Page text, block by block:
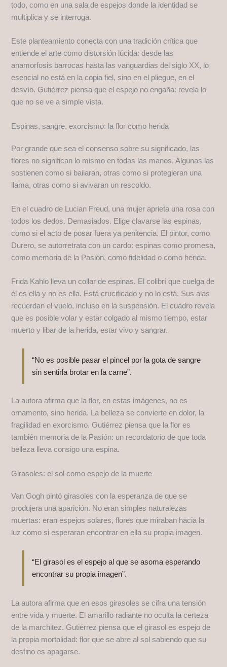
todo, como en una sala de espejos donde la identidad se
multiplica y se interroga.
Este planteamiento conecta con una tradición crítica que
entiende el arte como distorsión lúcida: desde las
anamorfosis barrocas hasta las vanguardias del siglo XX, lo
esencial no está en la copia fiel, sino en el pliegue, en el
desvío. Gutiérrez piensa que el espejo no engaña: revela lo
que no se ve a simple vista.
Espinas, sangre, exorcismo: la flor como herida
Por grande que sea el consenso sobre su significado, las
flores no significan lo mismo en todas las manos. Algunas las
sostienen como si bailaran, otras como si protegieran una
llama, otras como si avivaran un rescoldo.
En el cuadro de Lucian Freud, una mujer aprieta una rosa con
todos los dedos. Demasiados. Elige clavarse las espinas,
como si el acto de posar fuera ya penitencia. El pintor, como
Durero, se autorretrata con un cardo: espinas como promesa,
como memoria de la Pasión, como fidelidad o como herida.
Frida Kahlo lleva un collar de espinas. El colibrí que cuelga de
él es ella y no es ella. Está crucificado y no lo está. Sus alas
recuerdan el vuelo, incluso en la suspensión. El cuadro revela
que es posible volar y estar colgado al mismo tiempo, estar
muerto y libar de la herida, estar vivo y sangrar.
“No es posible pasar el pincel por la gota de sangre
sin sentirla brotar en la carne”.
La autora afirma que la flor, en estas imágenes, no es
ornamento, sino herida. La belleza se convierte en dolor, la
fragilidad en exorcismo. Gutiérrez piensa que la flor es
también memoria de la Pasión: un recordatorio de que toda
belleza lleva consigo una espina.
Girasoles: el sol como espejo de la muerte
Van Gogh pintó girasoles con la esperanza de que se
produjera una aparición. No eran simples naturalezas
muertas: eran espejos solares, flores que miraban hacia la
luz como si esperaran encontrar en ella su propia imagen.
“El girasol es el espejo al que se asoma esperando
encontrar su propia imagen”.
La autora afirma que en esos girasoles se cifra una tensión
entre vida y muerte. El amarillo radiante no oculta la certeza
de la marchitez. Gutiérrez piensa que el girasol es espejo de
la propia mortalidad: flor que se abre al sol sabiendo que su
destino es apagarse.